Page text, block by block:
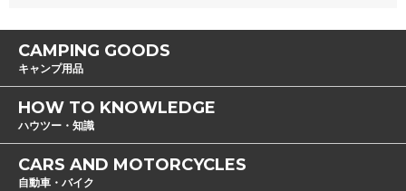
CAMPING GOODS
キャンプ用品
HOW TO KNOWLEDGE
ハウツー・知識
CARS AND MOTORCYCLES
自動車・バイク